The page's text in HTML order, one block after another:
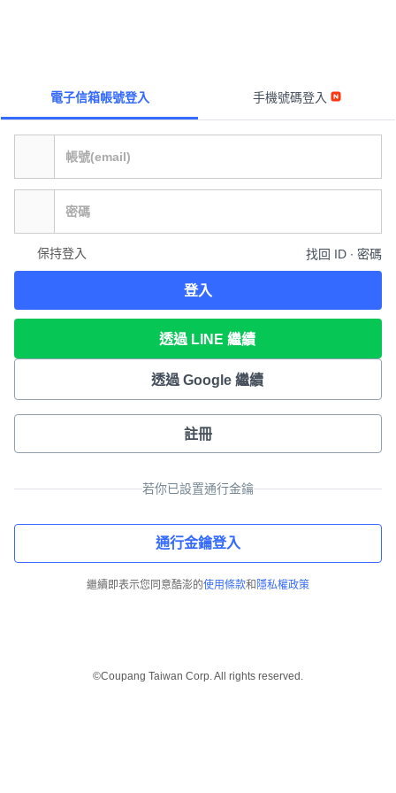
電子信箱帳號登入 手機號碼登入
保持登入 找回 ID ∙ 密碼
登入
透過 LINE 繼續
透過 Google 繼續
註冊
若你已設置通行金鑰
通行金鑰登入
繼續即表示您同意酷澎的使用條款和 隱私權政策
©Coupang Taiwan Corp. All rights reserved.